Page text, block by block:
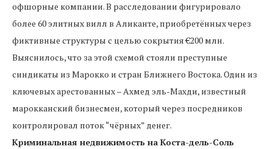
офшорные компании. В расследовании фигурировало
более 60 элитных вилл в Аликанте, приобретённых через
фиктивные структуры с целью сокрытия €200 млн.
Выяснилось, что за этой схемой стояли преступные
синдикаты из Марокко и стран Ближнего Востока. Один из
ключевых арестованных – Ахмед эль-Махди, известный
марокканский бизнесмен, который через посредников
контролировал поток “чёрных” денег.
Криминальная недвижимость на Коста-дель-Соль